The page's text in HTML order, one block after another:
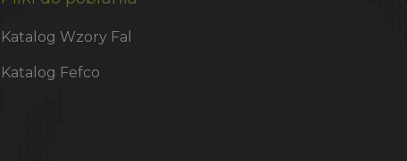
Katalog Wzory Fal
Katalog Fefco